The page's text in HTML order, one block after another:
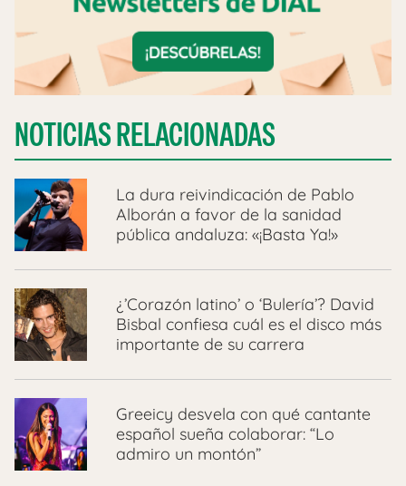
NOTICIAS RELACIONADAS
La dura reivindicación de Pablo
Alborán a favor de la sanidad
pública andaluza: «¡Basta Ya!»
¿’Corazón latino’ o ‘Bulería’? David
Bisbal confiesa cuál es el disco más
importante de su carrera
Greeicy desvela con qué cantante
español sueña colaborar: “Lo
admiro un montón”